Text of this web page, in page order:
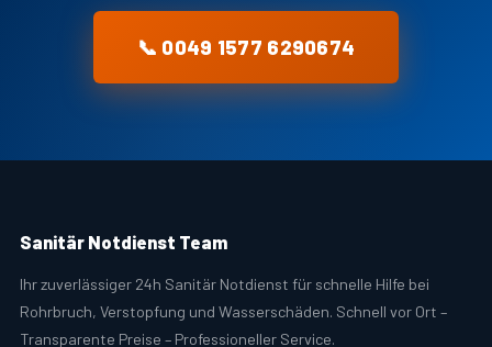
📞 0049 1577 6290674
Sanitär Notdienst Team
Ihr zuverlässiger 24h Sanitär Notdienst für schnelle Hilfe bei
Rohrbruch, Verstopfung und Wasserschäden. Schnell vor Ort –
Transparente Preise – Professioneller Service.